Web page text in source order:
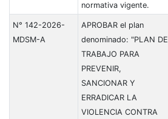
normativa vigente.
N° 142-2026-
MDSM-A
APROBAR el plan
denominado: "PLAN DE
TRABAJO PARA
PREVENIR,
SANCIONAR Y
ERRADICAR LA
VIOLENCIA CONTRA